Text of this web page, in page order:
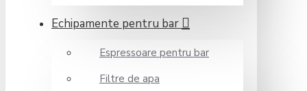
Echipamente pentru bar
Espressoare pentru bar
Filtre de apa